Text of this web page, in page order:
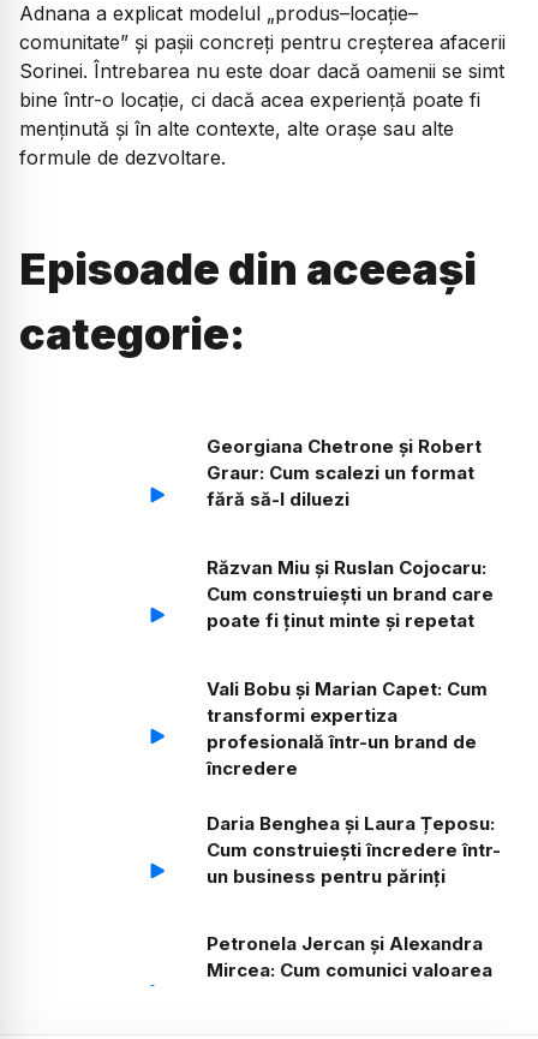
Adnana a explicat modelul „produs–locație–
comunitate” și pașii concreți pentru creșterea afacerii
Sorinei. Întrebarea nu este doar dacă oamenii se simt
bine într-o locație, ci dacă acea experiență poate fi
menținută și în alte contexte, alte orașe sau alte
formule de dezvoltare.
Episoade din aceeași
categorie:
Georgiana Chetrone și Robert
Graur: Cum scalezi un format
fără să-l diluezi
Răzvan Miu și Ruslan Cojocaru:
Cum construiești un brand care
poate fi ținut minte și repetat
Vali Bobu și Marian Capet: Cum
transformi expertiza
profesională într-un brand de
încredere
Daria Benghea și Laura Țeposu:
Cum construiești încredere într-
un business pentru părinți
Petronela Jercan și Alexandra
Mircea: Cum comunici valoarea